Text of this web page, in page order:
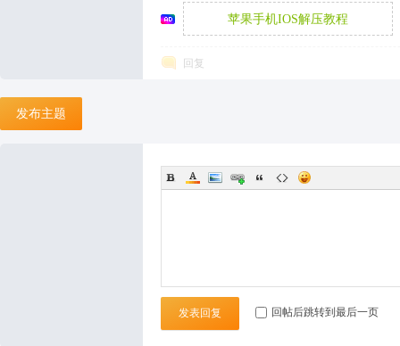
苹果手机IOS解压教程
回复
发布主题
发表回复 回帖后跳转到最后一页